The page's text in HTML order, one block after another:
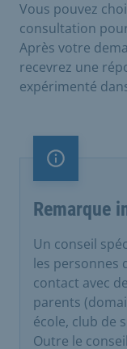
Vous pouvez
consultation
Après votre
recevrez une
expérimenté
Remarque
Remarque
Un conseil
les personnes
contact avec
parents
école, club de
Outre le